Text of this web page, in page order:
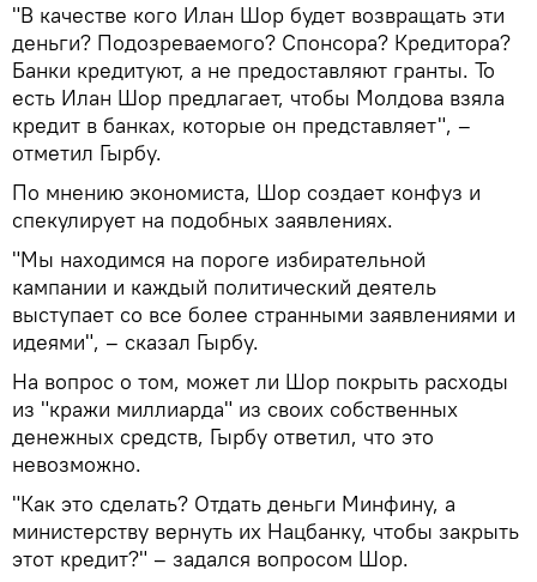
"В качестве кого Илан Шор будет возвращать эти
деньги? Подозреваемого? Спонсора? Кредитора?
Банки кредитуют, а не предоставляют гранты. То
есть Илан Шор предлагает, чтобы Молдова взяла
кредит в банках, которые он представляет", –
отметил Гырбу.
По мнению экономиста, Шор создает конфуз и
спекулирует на подобных заявлениях.
"Мы находимся на пороге избирательной
кампании и каждый политический деятель
выступает со все более странными заявлениями и
идеями", – сказал Гырбу.
На вопрос о том, может ли Шор покрыть расходы
из "кражи миллиарда" из своих собственных
денежных средств, Гырбу ответил, что это
невозможно.
"Как это сделать? Отдать деньги Минфину, а
министерству вернуть их Нацбанку, чтобы закрыть
этот кредит?" – задался вопросом Шор.